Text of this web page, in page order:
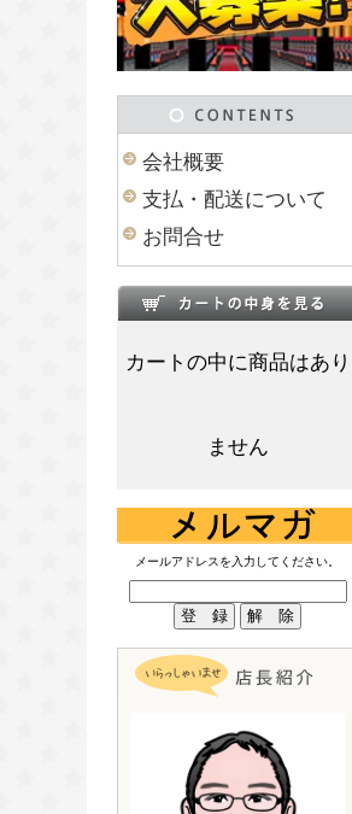
会社概要
支払・配送について
お問合せ
カートの中に商品はあり
ません
メールアドレスを入力してください。